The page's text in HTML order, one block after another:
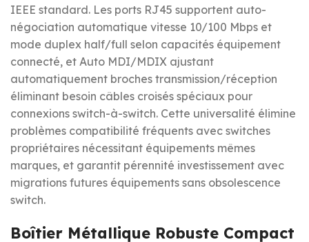
IEEE standard. Les ports RJ45 supportent auto-
négociation automatique vitesse 10/100 Mbps et
mode duplex half/full selon capacités équipement
connecté, et Auto MDI/MDIX ajustant
automatiquement broches transmission/réception
éliminant besoin câbles croisés spéciaux pour
connexions switch-à-switch. Cette universalité élimine
problèmes compatibilité fréquents avec switches
propriétaires nécessitant équipements mêmes
marques, et garantit pérennité investissement avec
migrations futures équipements sans obsolescence
switch.
Boîtier Métallique Robuste Compact